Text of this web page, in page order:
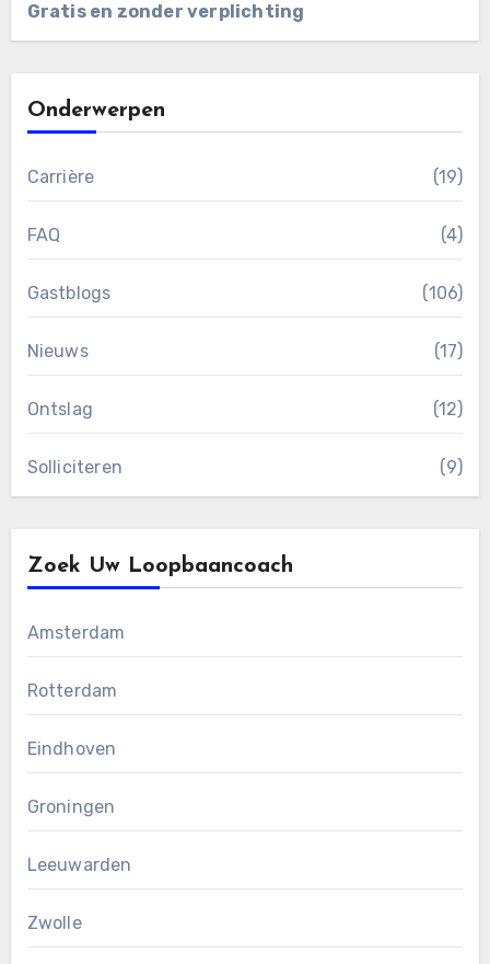
Gratis en zonder verplichting
Onderwerpen
Carrière (19)
FAQ (4)
Gastblogs (106)
Nieuws (17)
Ontslag (12)
Solliciteren (9)
Zoek Uw Loopbaancoach
Amsterdam
Rotterdam
Eindhoven
Groningen
Leeuwarden
Zwolle